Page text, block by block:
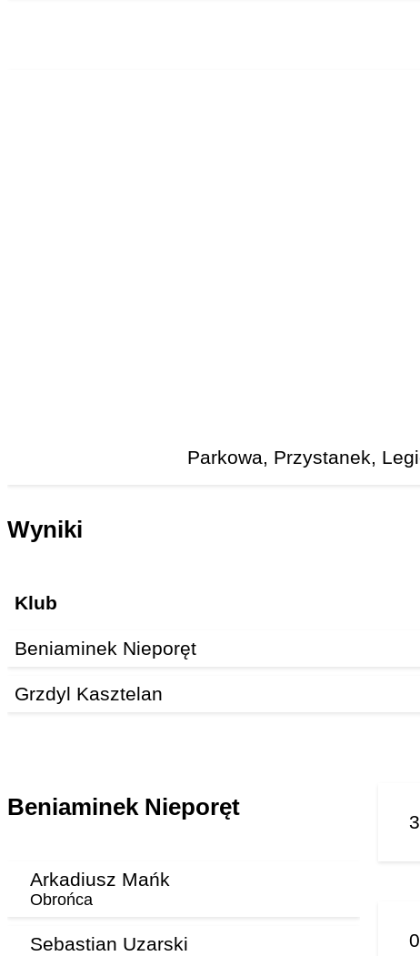
Parkowa, Przystanek,
Wyniki
Klub
Beniaminek Nieporęt
Grzdyl Kasztelan
Beniaminek Nieporęt
Arkadiusz Mańk
Obrońca
Sebastian Uzarski
3
0